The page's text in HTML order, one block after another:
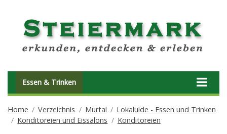
Essen & Trinken
Home Verzeichnis Murtal
Lokaluide - Essen und Trinken
Konditoreien und Eissalons
Konditoreien